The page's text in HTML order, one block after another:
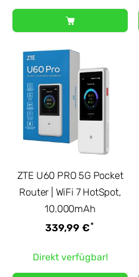
ZTE U60 PRO 5G Pocket
Router | WiFi 7 HotSpot,
10.000mAh
339,99 €*
Direkt verfügbar!